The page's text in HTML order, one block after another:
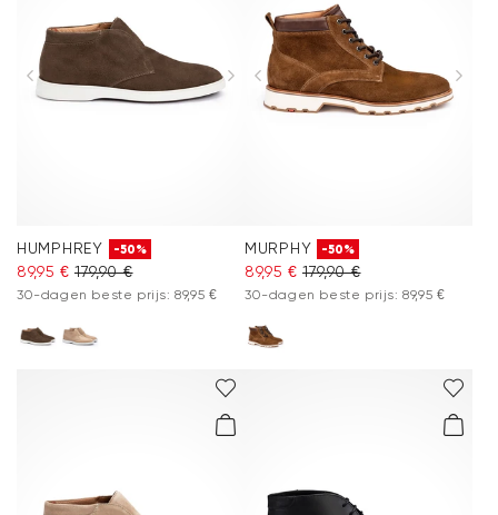
HUMPHREY -50%
89,95 € 179,90 €
30-dagen beste prijs: 89,95 €
MURPHY -50%
89,95 € 179,90 €
30-dagen beste prijs: 89,95 €